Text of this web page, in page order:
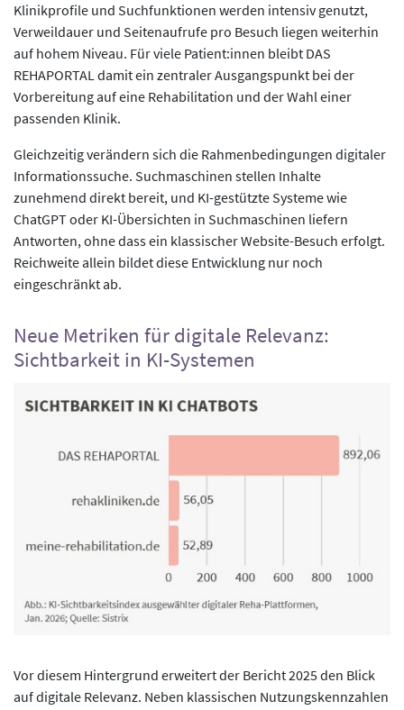
Klinikprofile und Suchfunktionen werden intensiv genutzt,
Verweildauer und Seitenaufrufe pro Besuch liegen weiterhin
auf hohem Niveau. Für viele Patient:innen bleibt DAS
REHAPORTAL damit ein zentraler Ausgangspunkt bei der
Vorbereitung auf eine Rehabilitation und der Wahl einer
passenden Klinik.
Gleichzeitig verändern sich die Rahmenbedingungen digitaler
Informationssuche. Suchmaschinen stellen Inhalte
zunehmend direkt bereit, und KI-gestützte Systeme wie
ChatGPT oder KI-Übersichten in Suchmaschinen liefern
Antworten, ohne dass ein klassischer Website-Besuch erfolgt.
Reichweite allein bildet diese Entwicklung nur noch
eingeschränkt ab.
Neue Metriken für digitale Relevanz:
Sichtbarkeit in KI-Systemen
Vor diesem Hintergrund erweitert der Bericht 2025 den Blick
auf digitale Relevanz. Neben klassischen Nutzungskennzahlen